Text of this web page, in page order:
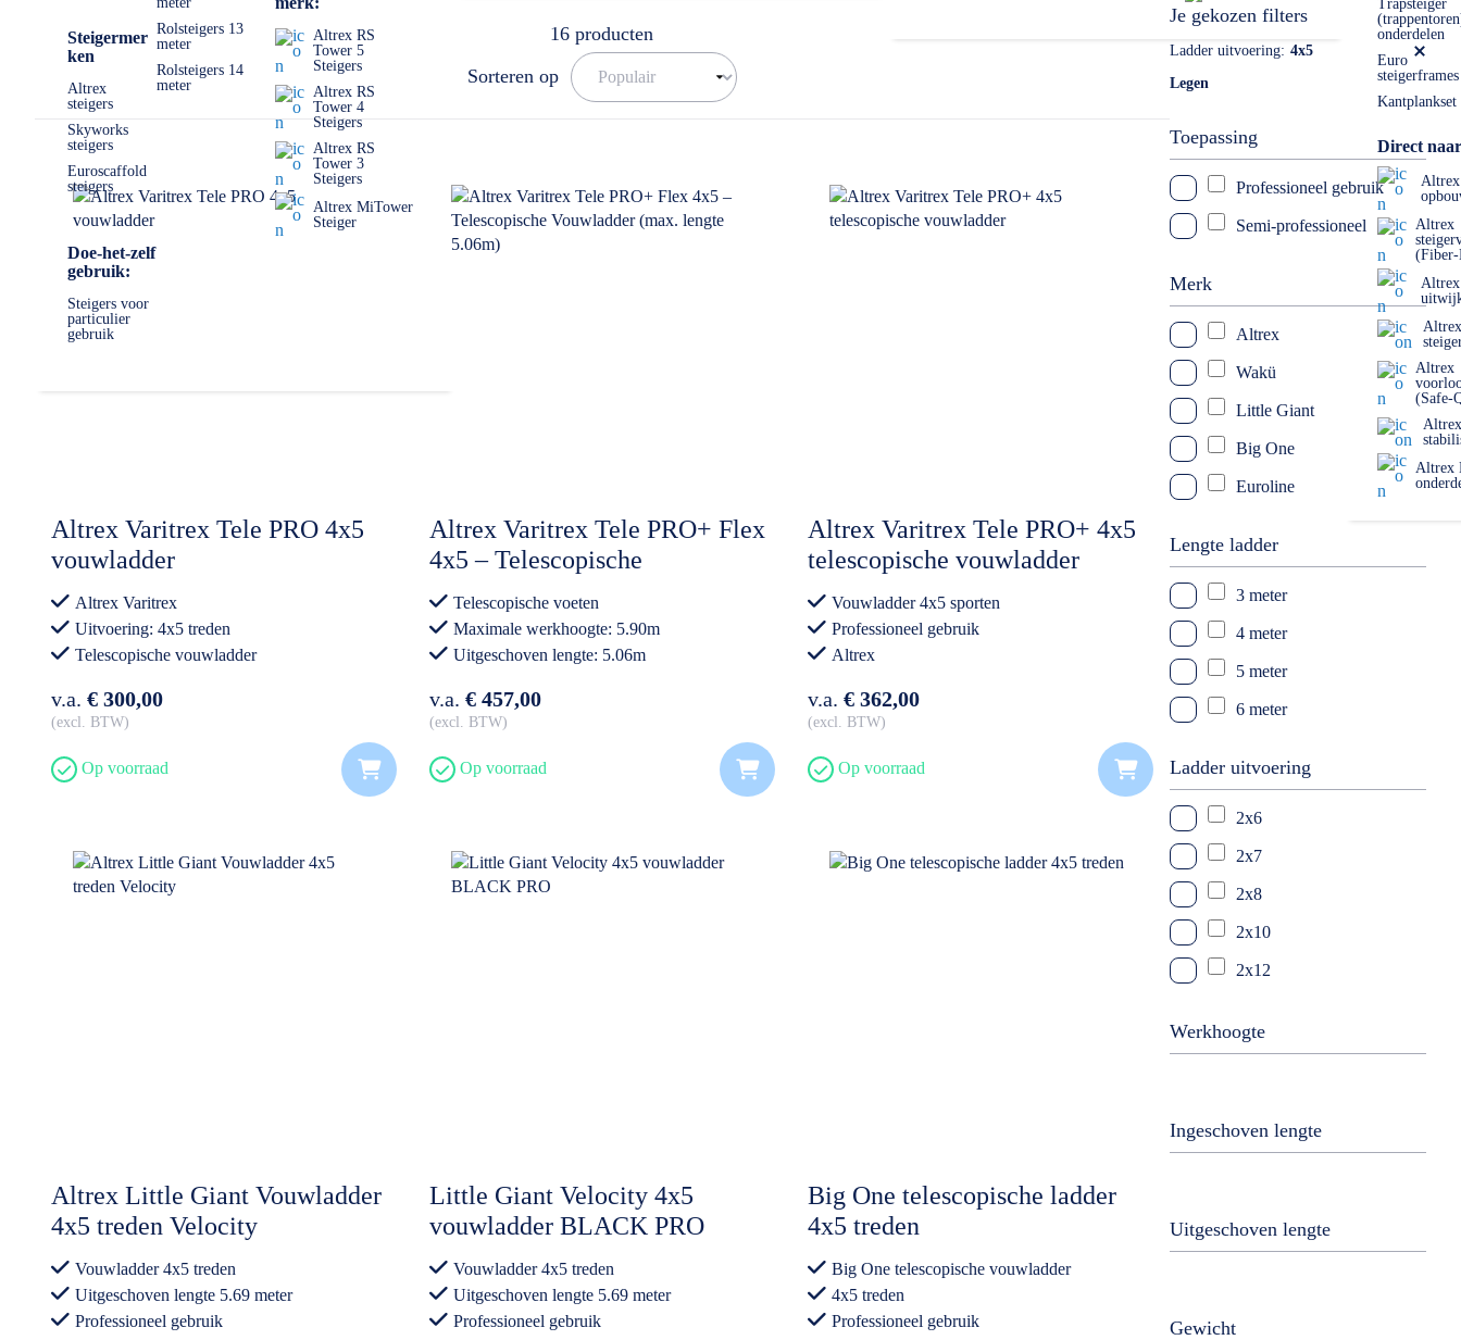
Steigermer
ken
Altrex
steigers
Skyworks
steigers
Euroscaffold
steigers
Doe-het-zelf
gebruik:
Steigers voor
particulier
gebruik
Rolsteigers 13
meter
Rolsteigers 14
meter
Altrex RS
Tower 5
Steigers
Altrex RS
Tower 4
Steigers
Altrex RS
Tower 3
Steigers
Altrex MiTower
Steiger
Trapsteiger
onderdelen
Euro
steigerframes
Kantplankset
Direct
Altrex
Altrex
Altrex
Altrex
Altrex
(Safe-
Altrex
Altrex
Mocht u er echt niet uitkomen, dan staan wij altijd voor u klaar. U kunt ons bereiken op het nummer: 0511-402564. Een mail sturen is ook mogelijk. Dat kan naar: info@laddersenrolsteigers.nl
16 producten
Sorteren op
Altrex Varitrex Tele PRO 4x5
vouwladder
Altrex Varitrex
Uitvoering: 4x5 treden
Telescopische vouwladder
v.a. € 300,00
excl. BTW
Op voorraad
Altrex Varitrex Tele PRO+ Flex
4x5 – Telescopische
Vouwladder (max. lengte
5.06m)
Telescopische voeten
Maximale werkhoogte: 5.90m
Uitgeschoven lengte: 5.06m
v.a. € 457,00
excl. BTW
Op voorraad
Altrex Varitrex Tele PRO+ 4x5
telescopische vouwladder
Vouwladder 4x5 sporten
Professioneel gebruik
Altrex
v.a. € 362,00
excl. BTW
Op voorraad
Altrex Little Giant Vouwladder
4x5 treden Velocity
Vouwladder 4x5 treden
Uitgeschoven lengte 5.69 meter
Professioneel gebruik
Little Giant Velocity 4x5
vouwladder BLACK PRO
Vouwladder 4x5 treden
Uitgeschoven lengte 5.69 meter
Professioneel gebruik
Big One telescopische ladder
4x5 treden
Big One telescopische vouwladder
4x5 treden
Professioneel gebruik
Je gekozen filters
Ladder uitvoering
4x5
Legen
Toepassing
Professioneel gebruik
Semi-professioneel
Merk
Altrex
Wakü
Little Giant
Big One
Euroline
Lengte ladder
3 meter
4 meter
5 meter
6 meter
Ladder uitvoering
2x6
2x7
2x8
2x10
2x12
2x16
3x9
Werkhoogte
Ingeschoven lengte
Uitgeschoven lengte
Gewicht